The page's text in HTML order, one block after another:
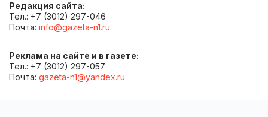
Редакция сайта:
Тел.: +7 (3012) 297-046
Почта: info@gazeta-n1.ru
Реклама на сайте и в газете:
Тел.: +7 (3012) 297-057
Почта: gazeta-n1@yandex.ru